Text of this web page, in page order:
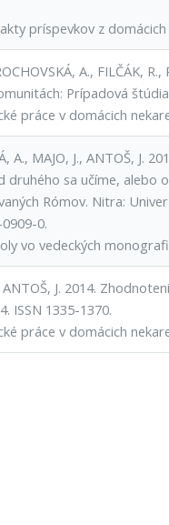
príspevkov z
A., FILČÁK,
Prípadová
práce v domácich
A., MAJO, J., ANTOŠ,
druhého sa učíme, alebo
Rómov. Nitra:
0.
vo vedeckých
ANTOŠ, J. 2014.
ISSN 1335-1370.
práce v domácich